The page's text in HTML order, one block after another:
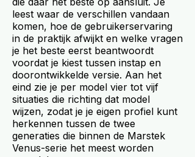
leest waar de verschillen vandaan
komen, hoe de gebruikerservaring
in de praktijk afwijkt en welke vragen
je het beste eerst beantwoordt
voordat je kiest tussen instap en
doorontwikkelde versie. Aan het
eind zie je per model vier tot vijf
situaties die richting dat model
wijzen, zodat je je eigen profiel kunt
herkennen tussen de twee
generaties die binnen de Marstek
Venus-serie het meest worden